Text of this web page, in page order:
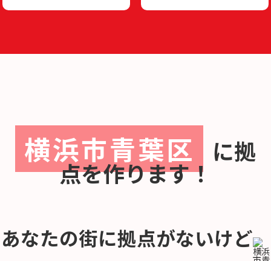
横浜市青葉区 に拠
点を作ります！
あなたの街に拠点がないけど